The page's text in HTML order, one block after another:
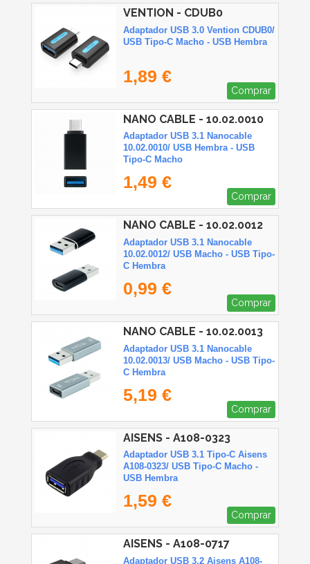
VENTION - CDUB0
Adaptador USB 3.0 Vention CDUB0/
USB Tipo-C Macho - USB Hembra
1,89 €
Comprar
NANO CABLE - 10.02.0010
Adaptador USB 3.1 Nanocable
10.02.0010/ USB Hembra - USB
Tipo-C Macho
1,49 €
Comprar
NANO CABLE - 10.02.0012
Adaptador USB 3.1 Nanocable
10.02.0012/ USB Macho - USB Tipo-
C Hembra
0,99 €
Comprar
NANO CABLE - 10.02.0013
Adaptador USB 3.1 Nanocable
10.02.0013/ USB Macho - USB Tipo-
C Hembra
5,19 €
Comprar
AISENS - A108-0323
Adaptador USB 3.1 Tipo-C Aisens
A108-0323/ USB Tipo-C Macho -
USB Hembra
1,59 €
Comprar
AISENS - A108-0717
Adaptador USB 3.2 Aisens A108-